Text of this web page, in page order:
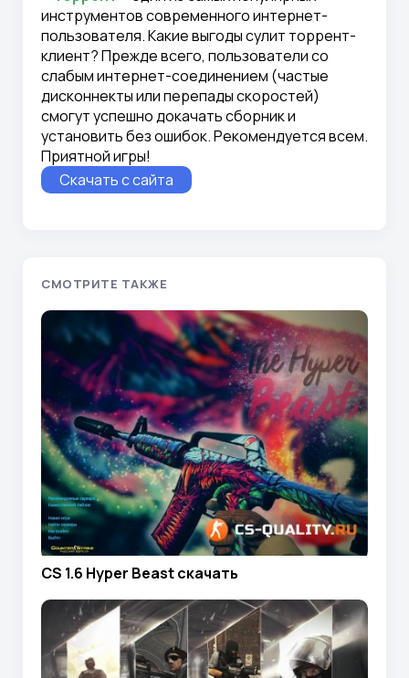
инструментов современного интернет-
пользователя. Какие выгоды сулит торрент-
клиент? Прежде всего, пользователи со
слабым интернет-соединением (частые
дисконнекты или перепады скоростей)
смогут успешно докачать сборник и
установить без ошибок. Рекомендуется всем.
Приятной игры!
Скачать с сайта
СМОТРИТЕ ТАКЖЕ
CS 1.6 Hyper Beast скачать